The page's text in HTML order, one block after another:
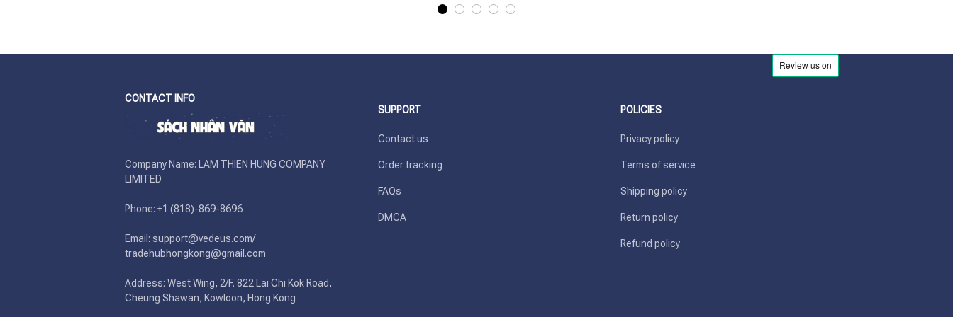
CONTACT INFO
Company Name: LAM THIEN HUNG COMPANY
LIMITED
Phone: +1 (818)-869-8696
Email: support@vedeus.com/
tradehubhongkong@gmail.com
Address: West Wing, 2/F. 822 Lai Chi Kok Road,
Cheung Shawan, Kowloon, Hong Kong
SUPPORT
Contact us
Order tracking
FAQs
DMCA
POLICIES
Privacy policy
Terms of service
Shipping policy
Return policy
Refund policy